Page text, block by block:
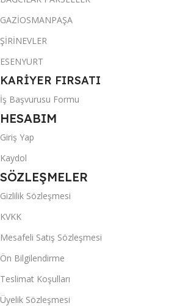
GAZİOSMANPAŞA
ŞİRİNEVLER
ESENYURT
KARİYER FIRSATI
İş Başvurusu Formu
HESABIM
Giriş Yap
Kaydol
SÖZLEŞMELER
Gizlilik Sözleşmesi
KVKK
Mesafeli Satış Sözleşmesi
Ön Bilgilendirme
Teslimat Koşulları
Üyelik Sözleşmesi